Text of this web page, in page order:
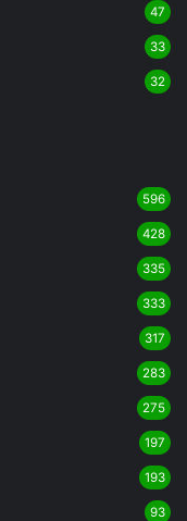
47
33
32
596
428
335
333
317
283
275
197
193
93